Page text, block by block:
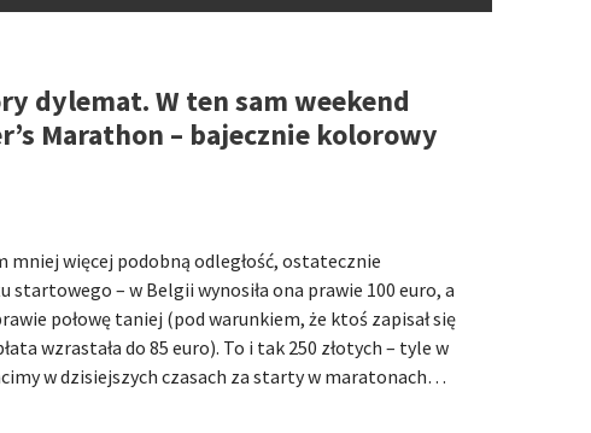
dylemat. W ten sam weekend
Marathon – bajecznie kolorowy
mniej więcej podobną odległość, ostatecznie
startowego – w Belgii wynosiła ona prawie 100 euro, a
połowę taniej (pod warunkiem, że ktoś zapisał się
wzrastała do 85 euro). To i tak 250 złotych – tyle w
w dzisiejszych czasach za starty w maratonach…